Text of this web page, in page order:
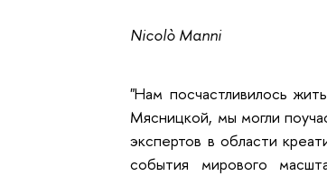
Nicolò Manni
"Нам посчастливилось
Мясницкой, мы могли
экспертов в области
события мирового